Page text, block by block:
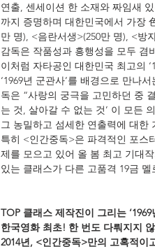
연출, 센세이션 한 소재와 짜임새
까지 증명하며 대한민국에서 가장
만 명), <음란서생>(250만 명), <방
감독은 작품성과 흥행성을 모두 겸
이처럼 자타공인 대한민국 최고의
‘1969년 군관사’를 배경으로 만나
독은 “사랑의 궁극을 고민하던 중
는 것, 살아갈 수 없는 것’ 이 모든
그 농밀하고 섬세한 연출력에 대한
특히 <인간중독>은 파격적인 포스
제를 모으고 있어 올 봄 최고 기대
있는 클래스가 다른 고품격 19금
TOP 클래스 제작진이 그리는 ‘1969
한국영화 최초! 한 번도 다뤄지지
2014년, <인간중독>만의 고혹적이